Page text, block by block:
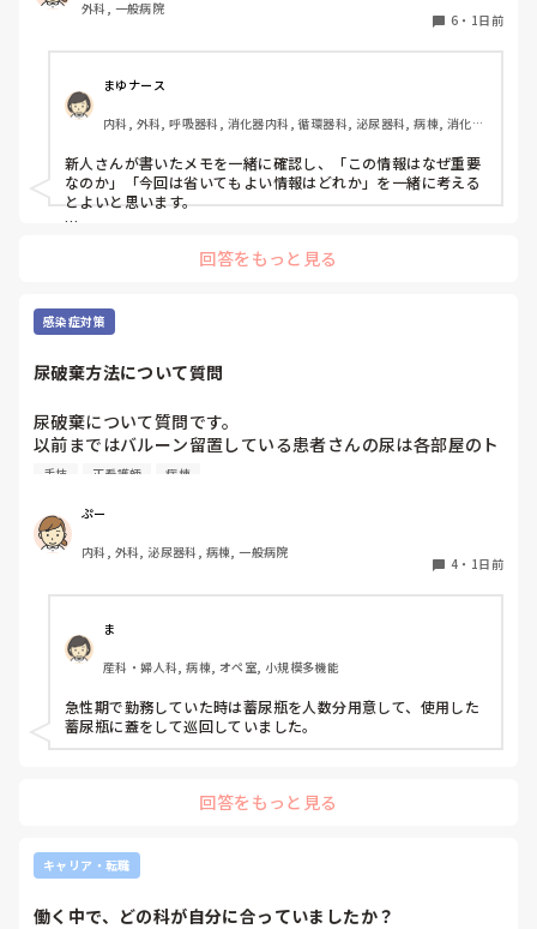
外科, 一般病院
6 ・ 1日前
まゆナース
内科, 外科, 呼吸器科, 消化器内科, 循環器科, 泌尿器科, 病棟, 消化器
新人さんが書いたメモを一緒に確認し、「この情報はなぜ重要
なのか」「今回は省いてもよい情報はどれか」を一緒に考える
とよいと思います。
的に照らして振り返ることで、重要度を判断する力が少しずつ
要な内容を選べるよう支援するとよいと思います。
回答をもっと見る
感染症対策
尿破棄方法について質問
尿破棄について質問です。
以前まではバルーン留置している患者さんの尿は各部屋のト
イレに破棄する形でしたが、感染予防上汚物処理室でのみ破
物処理室に持っていくという非効率な方法になってます。尿
破棄人数は10人近くになるので病室と汚物処理室を10往復
する形に。結果尿破棄に時間がかかってます。
ットしワゴン下段に乗せて破棄していき最後まとめて汚物処
理室で破棄してたのでその方法はダメなのか？と疑問抱いて
ます。もちろん汚物見えないようワゴンにカバーする等対策
皆さんの病棟ではどのような方法取られてますか？
手技 正看護師 病棟
ぷー
内科, 外科, 泌尿器科, 病棟, 一般病院
4 ・ 1日前
ま
産科・婦人科, 病棟, オペ室, 小規模多機能
急性期で勤務していた時は蓄尿瓶を人数分用意して、使用した
蓄尿瓶に蓋をして巡回していました。
回答をもっと見る
キャリア・転職
働く中で、どの科が自分に合っていましたか？